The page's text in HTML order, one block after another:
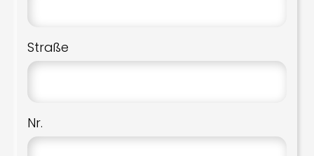
Straße
Nr.